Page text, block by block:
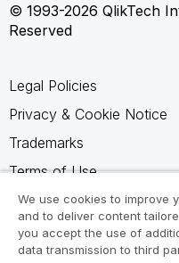
© 1993-2026 QlikTech
Reserved
Legal Policies
Privacy & Cookie Notice
Trademarks
Terms of Use
Legal Agreements
Product Terms
Do not share my info
We use cookies to improve
and to deliver content
you accept the use of
data transmission to third